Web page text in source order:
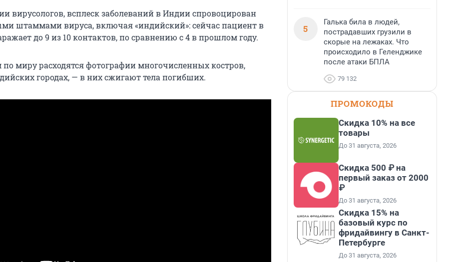
вирусологов, всплеск заболеваний в Индии спровоцирован
штаммами вируса, включая «индийский»: сейчас пациент в
до 9 из 10 контактов, по сравнению с 4 в прошлом году.
миру расходятся фотографии многочисленных костров,
городах, — в них сжигают тела погибших.
5
Галька била в людей,
пострадавших грузили в
скорые на лежаках. Что
происходило в Геленджике
после атаки БПЛА
79 132
ПРОМОКОДЫ
Скидка 10% на все
товары
До 31 августа, 2026
Скидка 500 ₽ на
первый заказ от 2000
₽
До 31 августа, 2026
Скидка 15% на
базовый курс по
фридайвингу в Санкт-
Петербурге
До 31 августа, 2026